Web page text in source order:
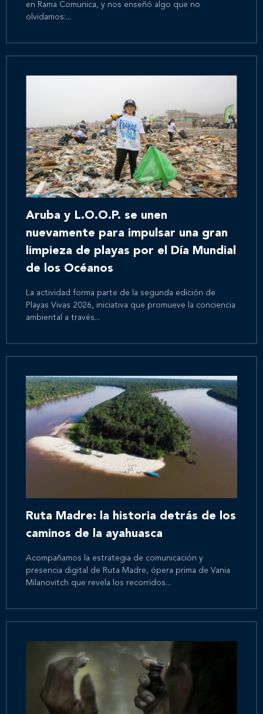
en Rama Comunica, y nos enseñó algo que no
olvidamos:...
Aruba y L.O.O.P. se unen
nuevamente para impulsar una gran
limpieza de playas por el Día Mundial
de los Océanos
La actividad forma parte de la segunda edición de
Playas Vivas 2026, iniciativa que promueve la conciencia
ambiental a través...
Ruta Madre: la historia detrás de los
caminos de la ayahuasca
Acompañamos la estrategia de comunicación y
presencia digital de Ruta Madre, ópera prima de Vania
Milanovitch que revela los recorridos...